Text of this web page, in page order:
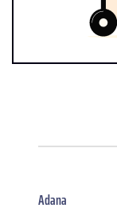
Adana